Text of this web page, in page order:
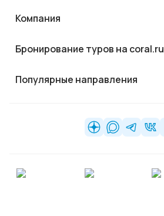
Компания
Бронирование туров на coral.ru
Популярные направления